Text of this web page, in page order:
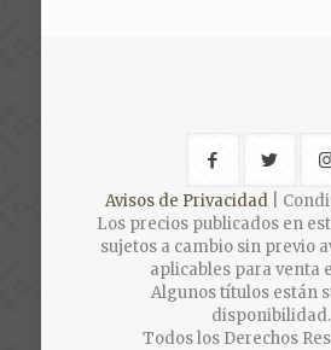
Avisos de Privacidad|
Los precios publicados en
sujetos a cambio sin previo
aplicables para venta
Algunos títulos están
disponibilidad.
Todos los Derechos